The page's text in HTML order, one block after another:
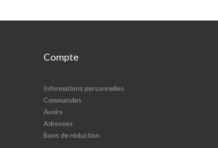

Compte
Informations personnelles
Commandes
Avoirs
Adresses
Bons de réduction